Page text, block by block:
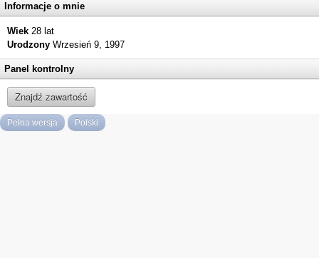
Informacje o mnie
Wiek 28 lat
Urodzony Wrzesień 9, 1997
Panel kontrolny
Znajdź zawartość
Pełna wersja Polski